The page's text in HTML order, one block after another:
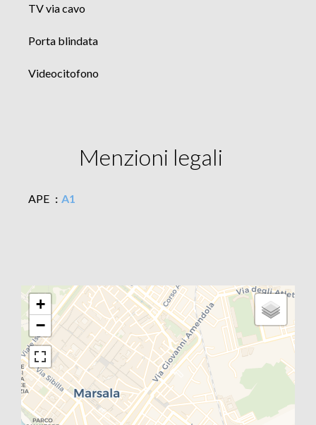
TV via cavo
Porta blindata
Videocitofono
Menzioni legali
APE A1
+
−